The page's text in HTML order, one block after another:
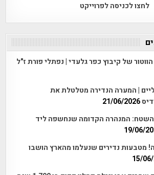
לחצו לכניסה לפרוייקט
של קיבוץ כפר גלעדי | נפתלי פורת ז"ל
| המערה הנדירה מטלטלת את
21/06/2026
המנהרה הקדומה שנחשפה ליד
19/06/
מטבעות נדירים שנעלמו מהארץ הושבו
15/